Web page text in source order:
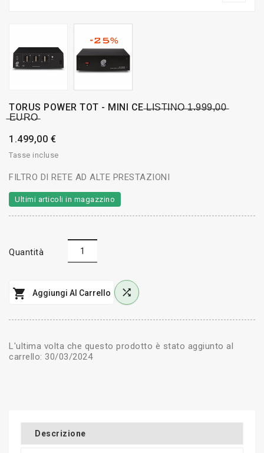
TORUS POWER TOT - MINI CE ̶L̶I̶S̶T̶I̶N̶O̶ ̶1̶.̶9̶9̶9̶,̶0̶0̶
̶E̶U̶R̶O̶
1.499,00 €
Tasse incluse
FILTRO DI RETE AD ALTE PRESTAZIONI
Ultimi articoli in magazzino
Quantità
 Aggiungi Al Carrello 
L'ultima volta che questo prodotto è stato aggiunto al
carrello: 30/03/2024
Descrizione